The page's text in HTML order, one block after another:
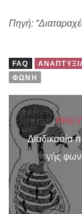
Πηγή:
FAQ
ΦΩΝΉ
PREV
Διαδικασία
γής